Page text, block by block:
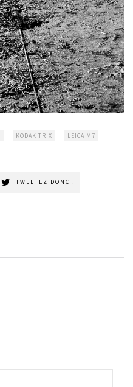
KODAK TRIX LEICA M7
TWEETEZ DONC !